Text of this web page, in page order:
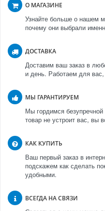
О МАГАЗИНЕ
Узнайте больше о нашем
почему они выбрали
ДОСТАВКА
Доставим ваш заказ в
и день. Работаем для
МЫ ГАРАНТИРУЕМ
Мы гордимся
товар не устроит вас, вы
КАК КУПИТЬ
Ваш первый заказ в
подскажем как сделать
удобными.
ВСЕГДА НА СВЯЗИ